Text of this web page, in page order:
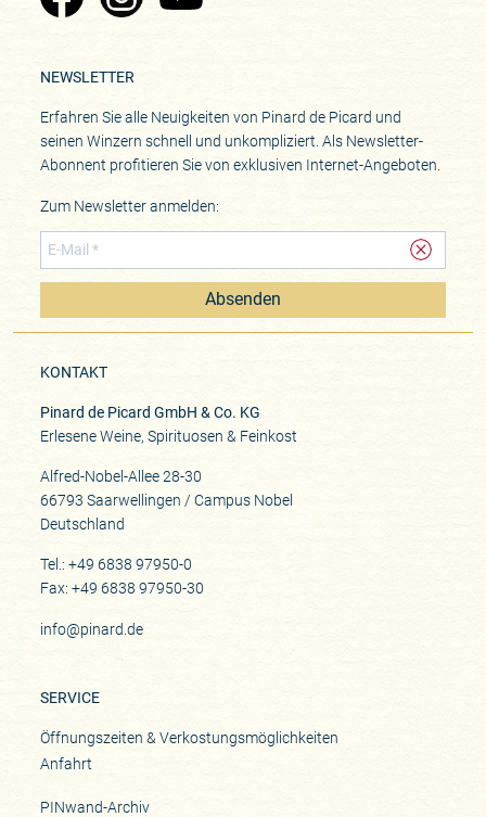
NEWSLETTER
Erfahren Sie alle Neuigkeiten von Pinard de Picard und
seinen Winzern schnell und unkompliziert. Als Newsletter-
Abonnent profitieren Sie von exklusiven Internet-Angeboten.
Zum Newsletter anmelden:
Absenden
KONTAKT
Pinard de Picard GmbH & Co. KG
Erlesene Weine, Spirituosen & Feinkost
Alfred-Nobel-Allee 28-30
66793 Saarwellingen / Campus Nobel
Deutschland
Tel.: +49 6838 97950-0
Fax: +49 6838 97950-30
info@pinard.de
SERVICE
Öffnungszeiten & Verkostungsmöglichkeiten
Anfahrt
PINwand-Archiv